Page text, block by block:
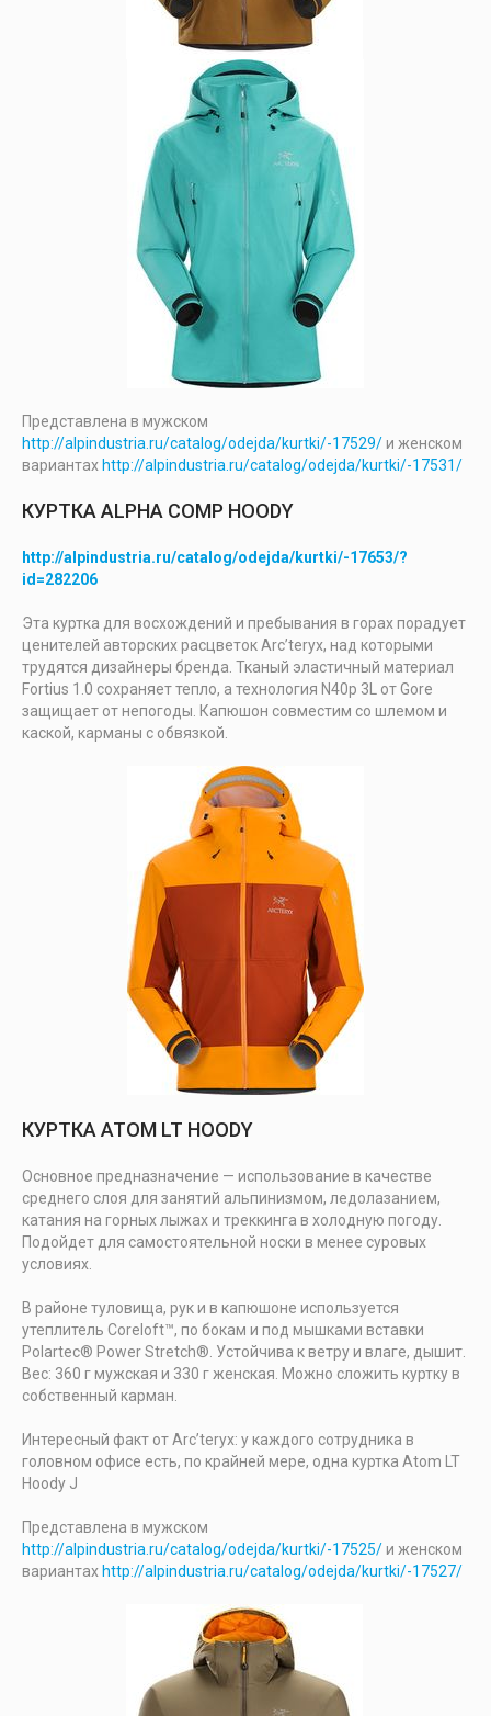
Представлена в мужском
http://alpindustria.ru/catalog/odejda/kurtki/-17529/и женском
вариантах http://alpindustria.ru/catalog/odejda/kurtki/-17531/
КУРТКА ALPHA COMP HOODY
http://alpindustria.ru/catalog/odejda/kurtki/-17653/?
id=282206
Эта куртка для восхождений и пребывания в горах порадует
ценителей авторских расцветок Arc’teryx, над которыми
трудятся дизайнеры бренда. Тканый эластичный материал
Fortius 1.0 сохраняет тепло, а технология N40p 3L от Gore
защищает от непогоды. Капюшон совместим со шлемом и
каской, карманы с обвязкой.
КУРТКА ATOM LT HOODY
Основное предназначение — использование в качестве
среднего слоя для занятий альпинизмом, ледолазанием,
катания на горных лыжах и треккинга в холодную погоду.
Подойдет для самостоятельной носки в менее суровых
условиях.
В районе туловища, рук и в капюшоне используется
утеплитель Coreloft™, по бокам и под мышками вставки
Polartec® Power Stretch®. Устойчива к ветру и влаге, дышит.
Вес: 360 г мужская и 330 г женская. Можно сложить куртку в
собственный карман.
Интересный факт от Arc’teryx: у каждого сотрудника в
головном офисе есть, по крайней мере, одна куртка Atom LT
Hoody J
Представлена в мужском
http://alpindustria.ru/catalog/odejda/kurtki/-17525/и женском
вариантах http://alpindustria.ru/catalog/odejda/kurtki/-17527/